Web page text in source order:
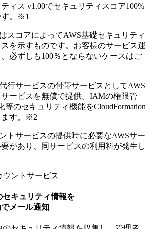
ィス v1.00でセキュリティスコア100%
。
※1
スコアによってAWS基礎セキュリティ
を示すものです。お客様のサービス運
必ずしも100％とならないケースはご
行サービスの付帯サービスとしてAWS
ービスを無償で提供。IAMの権限管
等のセキュリティ機能をCloudFormation
す。
※2
トサービスの提供時に必要なAWSサー
があり、同サービスの利用料が発生し
セキュリティ情報を
メール通知